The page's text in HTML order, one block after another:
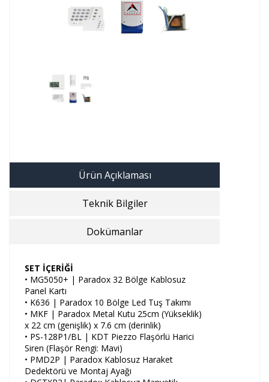
Ürün Açıklaması
Teknik Bilgiler
Dokümanlar
SET İÇERİĞİ
• MG5050+ | Paradox 32 Bölge Kablosuz
Panel Kartı
• K636 | Paradox 10 Bölge Led Tuş Takımı
• MKF | Paradox Metal Kutu 25cm (Yükseklik)
x 22 cm (genişlik) x 7.6 cm (derinlik)
• PS-128P1/BL | KDT Piezzo Flaşörlü Harici
Siren (Flaşör Rengi: Mavi)
• PMD2P | Paradox Kablosuz Haraket
Dedektörü ve Montaj Ayağı